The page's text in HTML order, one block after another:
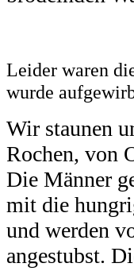
Leider waren
wurde
Wir staunen
Rochen, von
Die Männer
mit die
und werden
angestubst.